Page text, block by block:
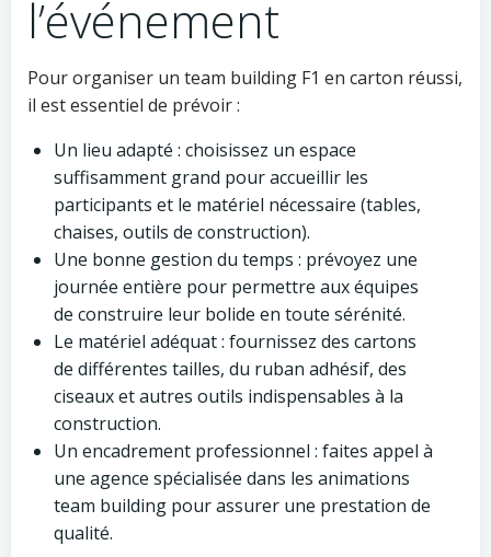
l’événement
Pour organiser un team building F1 en carton réussi,
il est essentiel de prévoir :
Un lieu adapté : choisissez un espace
suffisamment grand pour accueillir les
participants et le matériel nécessaire (tables,
chaises, outils de construction).
Une bonne gestion du temps : prévoyez une
journée entière pour permettre aux équipes
de construire leur bolide en toute sérénité.
Le matériel adéquat : fournissez des cartons
de différentes tailles, du ruban adhésif, des
ciseaux et autres outils indispensables à la
construction.
Un encadrement professionnel : faites appel à
une agence spécialisée dans les animations
team building pour assurer une prestation de
qualité.